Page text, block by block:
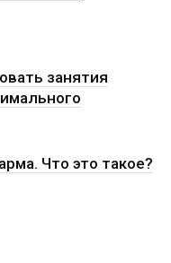
занятия
Что это такое?